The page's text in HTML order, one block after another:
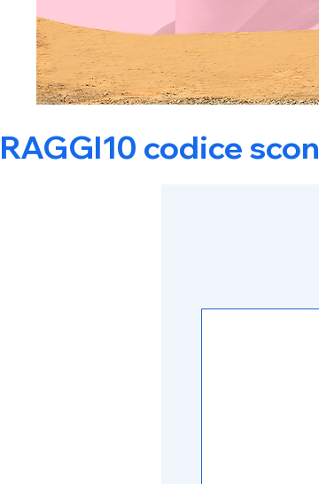
RAGGI10 codice